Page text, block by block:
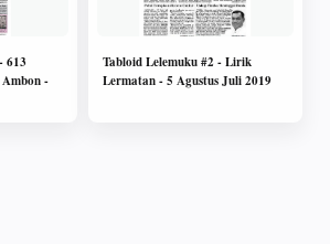
613
-
Tabloid Lelemuku #2 - Lirik
Lermatan - 5 Agustus Juli 2019